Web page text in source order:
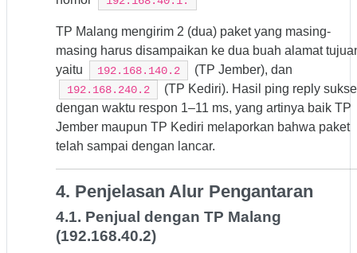
TP Malang mengirim 2 (dua) paket yang masing-
masing harus disampaikan ke dua buah alamat
yaitu
192.168.140.2 (TP Jember), dan
192.168.240.2
(TP Kediri). Hasil ping reply
dengan waktu respon 1–11 ms, yang artinya baik TP
Jember maupun TP Kediri melaporkan bahwa paket
telah sampai dengan lancar.
4. Penjelasan Alur Pengantaran
4.1. Penjual dengan TP Malang
(192.168.40.2)